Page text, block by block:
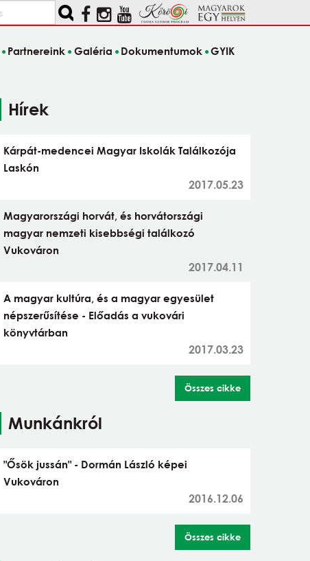
Partnereink Galéria Dokumentumok GYIK
Hírek
Kárpát-medencei Magyar Iskolák Találkozója
Laskón
2017.05.23
Magyarországi horvát, és horvátországi
magyar nemzeti kisebbségi találkozó
Vukováron
2017.04.11
A magyar kultúra, és a magyar egyesület
népszerűsítése - Előadás a vukovári
könyvtárban
2017.03.23
Összes cikke
Munkánkról
"Ősök jussán" - Dormán László képei
Vukováron
2016.12.06
Összes cikke